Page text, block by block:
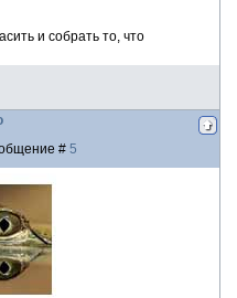
и собрать то, что
# 5